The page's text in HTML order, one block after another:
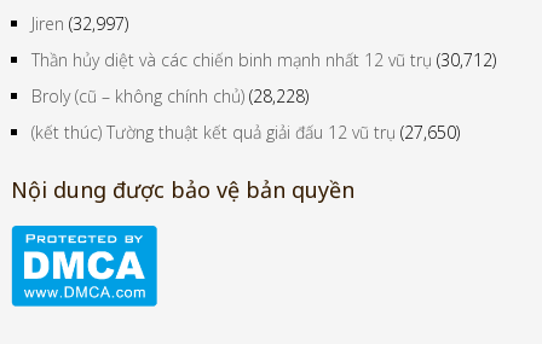
Jiren (32,997)
Thần hủy diệt và các chiến binh mạnh nhất 12 vũ trụ (30,712)
Broly (cũ – không chính chủ) (28,228)
(kết thúc) Tường thuật kết quả giải đấu 12 vũ trụ (27,650)
Nội dung được bảo vệ bản quyền